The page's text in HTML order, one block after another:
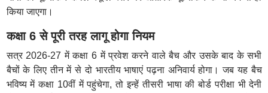
किया जाएगा।
कक्षा 6 से पूरी तरह लागू होगा नियम
सत्र 2026-27 में कक्षा 6 में प्रवेश करने वाले बैच और उसके बाद के सभी
बैचों के लिए तीन में से दो भारतीय भाषाएं पढ़ना अनिवार्य होगा। जब यह बैच
भविष्य में कक्षा 10वीं में पहुंचेगा, तो इन्हें तीसरी भाषा की बोर्ड परीक्षा भी देनी